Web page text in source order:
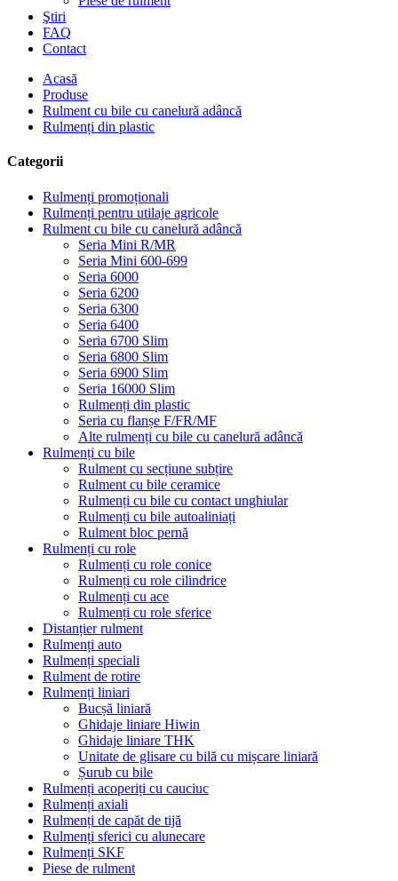
Ştiri
FAQ
Contact
Acasă
Produse
Rulment cu bile cu canelură adâncă
Rulmenți din plastic
Categorii
Rulmenți promoționali
Rulmenți pentru utilaje agricole
Rulment cu bile cu canelură adâncă
Seria Mini R/MR
Seria Mini 600-699
Seria 6000
Seria 6200
Seria 6300
Seria 6400
Seria 6700 Slim
Seria 6800 Slim
Seria 6900 Slim
Seria 16000 Slim
Rulmenți din plastic
Seria cu flanșe F/FR/MF
Alte rulmenți cu bile cu canelură adâncă
Rulmenți cu bile
Rulment cu secțiune subțire
Rulment cu bile ceramice
Rulmenți cu bile cu contact unghiular
Rulmenți cu bile autoaliniați
Rulment bloc pernă
Rulmenți cu role
Rulmenți cu role conice
Rulmenți cu role cilindrice
Rulmenți cu ace
Rulmenți cu role sferice
Distanțier rulment
Rulmenți auto
Rulmenți speciali
Rulment de rotire
Rulmenți liniari
Bucșă liniară
Ghidaje liniare Hiwin
Ghidaje liniare THK
Unitate de glisare cu bilă cu mișcare liniară
Șurub cu bile
Rulmenți acoperiți cu cauciuc
Rulmenți axiali
Rulmenți de capăt de tijă
Rulmenți sferici cu alunecare
Rulmenți SKF
Piese de rulment